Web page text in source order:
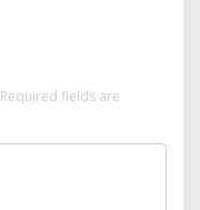
Required fields are